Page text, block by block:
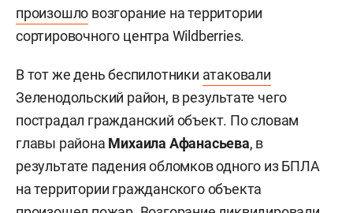
произошло возгорание на территории
сортировочного центра Wildberries.
В тот же день беспилотники атаковали
Зеленодольский район, в результате чего
пострадал гражданский объект. По словам
главы района Михаила Афанасьева, в
результате падения обломков одного из БПЛА
на территории гражданского объекта